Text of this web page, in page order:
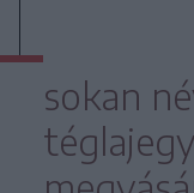
sokan